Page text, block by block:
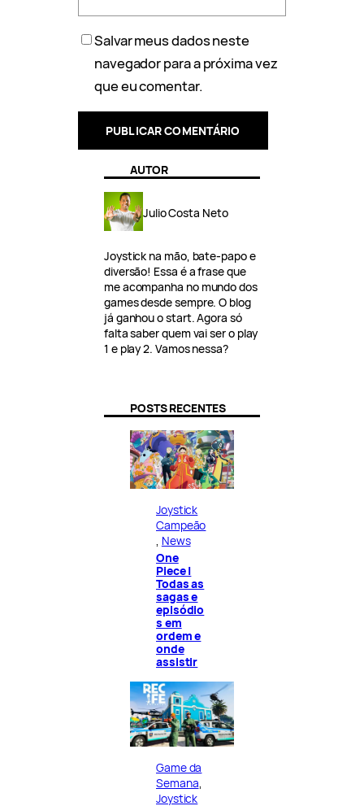
Salvar meus dados neste
navegador para a próxima vez
que eu comentar.
AUTOR
Julio Costa Neto
Joystick na mão, bate-papo e
diversão! Essa é a frase que
me acompanha no mundo dos
games desde sempre. O blog
já ganhou o start. Agora só
falta saber quem vai ser o play
1 e play 2. Vamos nessa?
POSTS RECENTES
Joystick
Campeão
News
One
Piece |
Todas as
sagas e
episódio
s em
ordem e
onde
assistir
Game da
Semana
Joystick